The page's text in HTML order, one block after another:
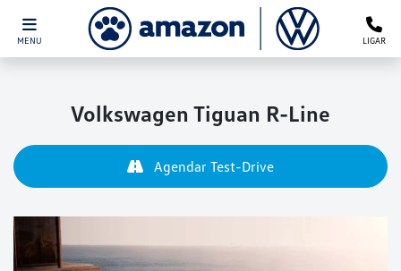
MENU LIGAR
Volkswagen Tiguan R-Line
Agendar Test-Drive